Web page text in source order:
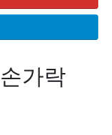
의뢰하세요
의뢰하세요
가락